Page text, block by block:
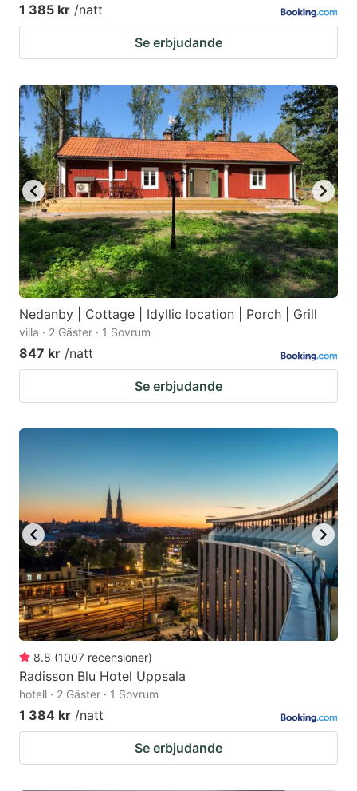
1 385 kr /natt
Se erbjudande
Nedanby | Cottage | Idyllic location | Porch | Grill
villa · 2 Gäster · 1 Sovrum
847 kr /natt
Se erbjudande
8.8 (1007 recensioner)
Radisson Blu Hotel Uppsala
hotell · 2 Gäster · 1 Sovrum
1 384 kr /natt
Se erbjudande